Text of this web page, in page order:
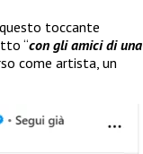
toccante
“con gli amici di una
come artista, un